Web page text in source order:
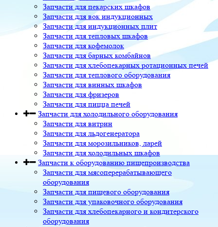
Запчасти для пекарских шкафов
Запчасти для вок индукционных
Запчасти для индукционных плит
Запчасти для тепловых шкафов
Запчасти для кофемолок
Запчасти для барных комбайнов
Запчасти для хлебопекарных ротационных печей
Запчасти для теплового оборудования
Запчасти для винных шкафов
Запчасти для фризеров
Запчасти для пицца печей
Запчасти для холодильного оборудования
Запчасти для витрин
Запчасти для льдогенератора
Запчасти для морозильников, ларей
Запчасти для холодильных шкафов
Запчасти к оборудованию пищепроизводства
Запчасти для мясоперерабатывающего
оборудования
Запчасти для пищевого оборудования
Запчасти для упаковочного оборудования
Запчасти для хлебопекарного и кондитерского
оборудования